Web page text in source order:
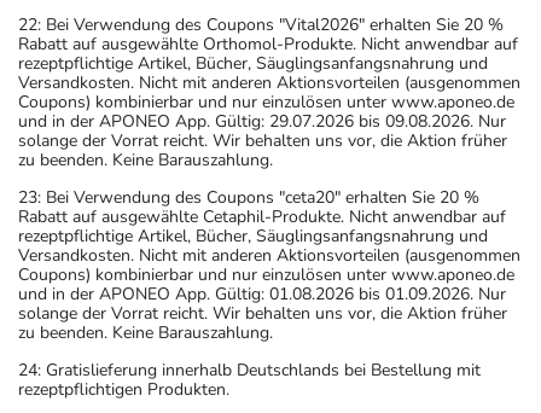
auf Insektenstiche und andere Allergene auftreten
können!
- Vorsicht bei Allergie gegen Maisstärke!
- Vorsicht bei Allergie gegen Bindemittel (z.B.
Carboxymethylcellulose mit der E-Nummer E 466)!
Wechselwirkungen auftreten. Sie sollten deswegen
generell vor der Behandlung mit einem neuen
Arzneimittel jedes andere, das Sie bereits anwenden,
dem Arzt oder Apotheker angeben. Das gilt auch für
Arzneimittel, die Sie selbst kaufen, nur gelegentlich
zurückliegt.
22: Bei Verwendung des Coupons "Vital2026" erhalten Sie 20 %
Rabatt auf ausgewählte Orthomol-Produkte. Nicht anwendbar auf
rezeptpflichtige Artikel, Bücher, Säuglingsanfangsnahrung und
Versandkosten. Nicht mit anderen Aktionsvorteilen (ausgenommen
Coupons) kombinierbar und nur einzulösen unter www.aponeo.de
und in der APONEO App. Gültig: 29.07.2026 bis 09.08.2026. Nur
solange der Vorrat reicht. Wir behalten uns vor, die Aktion früher
zu beenden. Keine Barauszahlung.
23: Bei Verwendung des Coupons "ceta20" erhalten Sie 20 %
Rabatt auf ausgewählte Cetaphil-Produkte. Nicht anwendbar auf
rezeptpflichtige Artikel, Bücher, Säuglingsanfangsnahrung und
Versandkosten. Nicht mit anderen Aktionsvorteilen (ausgenommen
Coupons) kombinierbar und nur einzulösen unter www.aponeo.de
und in der APONEO App. Gültig: 01.08.2026 bis 01.09.2026. Nur
solange der Vorrat reicht. Wir behalten uns vor, die Aktion früher
zu beenden. Keine Barauszahlung.
24: Gratislieferung innerhalb Deutschlands bei Bestellung mit
rezeptpflichtigen Produkten.